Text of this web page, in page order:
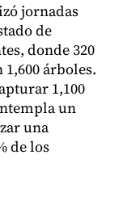
jornadas
de
donde 320
árboles.
1,100
un
una
de los